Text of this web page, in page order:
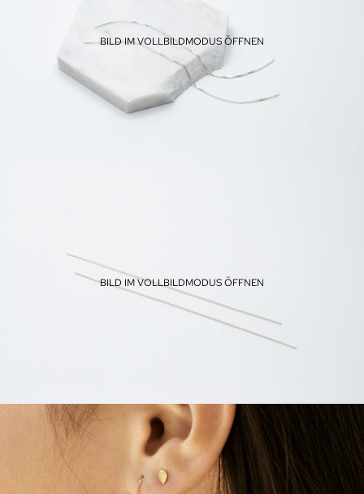
BILD IM VOLLBILDMODUS ÖFFNEN
BILD IM VOLLBILDMODUS ÖFFNEN